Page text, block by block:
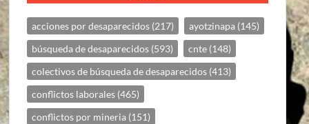
acciones por desaparecidos (217) ayotzinapa (145)
búsqueda de desaparecidos (593) cnte (148)
colectivos de búsqueda de desaparecidos (413)
conflictos laborales (465)
conflictos por mineria (151)